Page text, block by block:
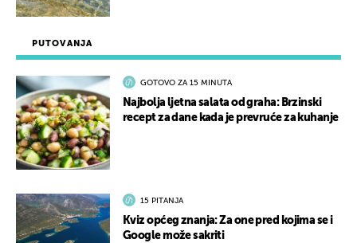
PUTOVANJA
GOTOVO ZA 15 MINUTA
Najbolja ljetna salata od graha: Brzinski
recept za dane kada je prevruće za kuhanje
15 PITANJA
Kviz općeg znanja: Za one pred kojima se i
Google može sakriti